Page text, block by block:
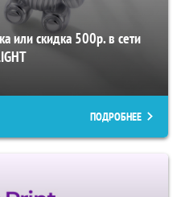
или скидка 500р. в сети
ПОДРОБНЕЕ